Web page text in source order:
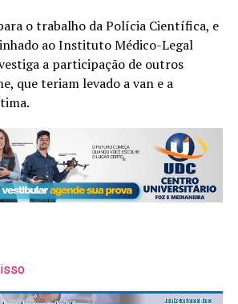
o trabalho da Polícia Científica, e
ao Instituto Médico-Legal
a participação de outros
que teriam levado a van e a